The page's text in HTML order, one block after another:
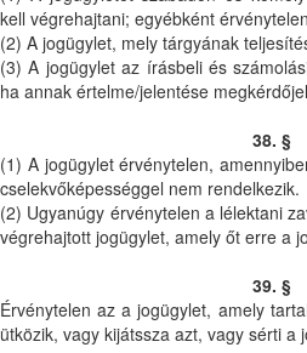
kell végrehajtani; egyébként
(2) A jogügylet, mely tárgyának
(3) A jogügylet az írásbeli és
ha annak értelme/jelentése
38. §
(1) A jogügylet érvénytelen,
cselekvőképességgel nem rendelkezik.
(2) Ugyanúgy érvénytelen a lélektani
végrehajtott jogügylet, amely őt erre a
39. §
Érvénytelen az a jogügylet, amely
ütközik, vagy kijátssza azt, vagy sérti a